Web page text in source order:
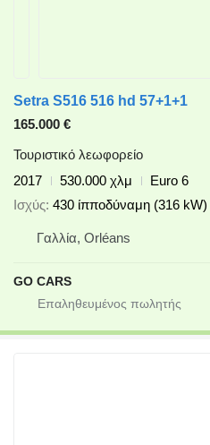
Setra S516 516 hd 57+1+1
165.000 €
Τουριστικό λεωφορείο
2017
530.000 χλμ
Euro 6
Ισχύς 430 ίπποδύναμη (316 kW)
Γαλλία, Orléans
GO CARS